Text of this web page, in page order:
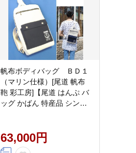
帆布ボディバッグ ＢＤ１
（マリン仕様）[尾道 帆布
鞄 彩工房]【尾道 はんぷ バ
ッグ かばん 特産品 シンプ
63,000円